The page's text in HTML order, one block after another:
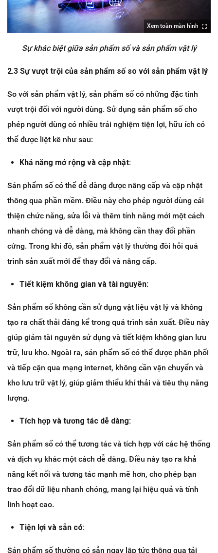
Xem toàn màn hình
Sự khác biệt giữa sản phẩm số và sản phẩm vật lý
2.3 Sự vượt trội của sản phẩm số so với sản phẩm vật lý
So với sản phẩm vật lý, sản phẩm số có những đặc tính
vượt trội đối với người dùng. Sử dụng sản phẩm số cho
phép người dùng có nhiều trải nghiệm tiện lợi, hữu ích có
thể được liệt kê như sau:
Khả năng mở rộng và cập nhật:
Sản phẩm số có thể dễ dàng được nâng cấp và cập nhật
thông qua phần mềm. Điều này cho phép người dùng cải
thiện chức năng, sửa lỗi và thêm tính năng mới một cách
nhanh chóng và dễ dàng, mà không cần thay đổi phần
cứng. Trong khi đó, sản phẩm vật lý thường đòi hỏi quá
trình sản xuất mới để thay đổi và nâng cấp.
Tiết kiệm không gian và tài nguyên:
Sản phẩm số không cần sử dụng vật liệu vật lý và không
tạo ra chất thải đáng kể trong quá trình sản xuất. Điều này
giúp giảm tài nguyên sử dụng và tiết kiệm không gian lưu
trữ, lưu kho. Ngoài ra, sản phẩm số có thể được phân phối
và tiếp cận qua mạng internet, không cần vận chuyển và
kho lưu trữ vật lý, giúp giảm thiểu khí thải và tiêu thụ năng
lượng.
Tích hợp và tương tác dễ dàng:
Sản phẩm số có thể tương tác và tích hợp với các hệ thống
và dịch vụ khác một cách dễ dàng. Điều này tạo ra khả
năng kết nối và tương tác mạnh mẽ hơn, cho phép bạn
trao đổi dữ liệu nhanh chóng, mang lại hiệu quả và tính
linh hoạt cao.
Tiện lợi và sẵn có:
Sản phẩm số thường có sẵn ngay lập tức thông qua tải